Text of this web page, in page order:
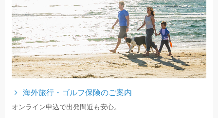
海外旅行・ゴルフ保険のご案内
オンライン申込で出発間近も安心。